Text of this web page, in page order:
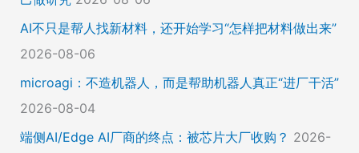
AI不只是帮人找新材料，还开始学习“怎样把材料做出来”
2026-08-06
microagi：不造机器人，而是帮助机器人真正“进厂干活”
2026-08-04
端侧AI/Edge AI厂商的终点：被芯片大厂收购？ 2026-